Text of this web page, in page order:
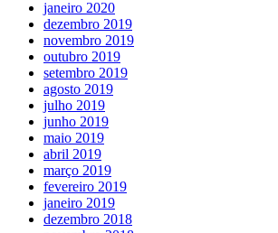
janeiro 2020
dezembro 2019
novembro 2019
outubro 2019
setembro 2019
agosto 2019
julho 2019
junho 2019
maio 2019
abril 2019
março 2019
fevereiro 2019
janeiro 2019
dezembro 2018